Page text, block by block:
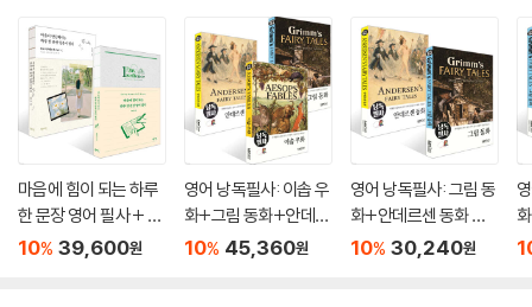
UNIT 7 내가 좋아하는 걸 좀 더 부드럽게 언급할 때는 〉 It’s my favorite
movie ???
UNIT 8 뭔가를 하고 싶은 기분이 들 때는 〉 I want to skip class ???
UNIT 9 상대방의 농담을 받아줄 기분이 아닐 때는 〉 Shut up ???
UNIT 10 여러 가지를 따져 곰곰이 생각해 보고 말할 때는 〉 I thought yo
u were busy ???
UNIT 11 업무상이 아니라 친한 지인을 도와주고 싶어 제안할 때는 〉 Can I
help you ???
UNIT 12 시간 엄수하라며 경각심을 주고 싶을 때는 〉 Meet me at 3:30
마음에 힘이 되는 하루
한 문장 영어 필사 + 마
음이 단단해지는 하루
10% 39,600원
영어 낭독필사: 이솝 우
화+그림 동화+안데르
센 동화 세트
10% 45,360원
영어 낭독필사: 그림 동
화+안데르센 동화 세
트
10% 30,240원